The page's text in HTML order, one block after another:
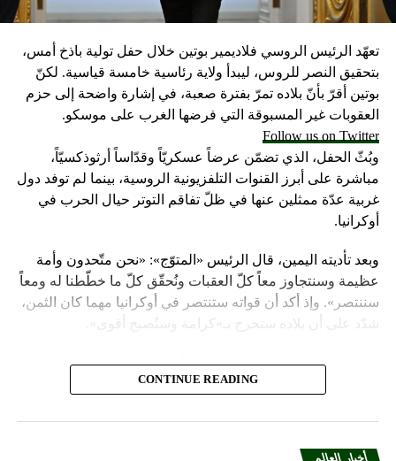
تعهّد الرئيس الروسي فلاديمير بوتين خلال حفل تولية باذخ أمس،
بتحقيق النصر للروس، ليبدأ ولاية رئاسية خامسة قياسية. لكنّ
بوتين أقرّ بأنّ بلاده تمرّ بفترة صعبة، في إشارة واضحة إلى حزم
العقوبات غير المسبوقة التي فرضها الغرب على موسكو.
Follow us on Twitter
وبُثّ الحفل، الذي تضمّن عرضاً عسكريّاً وقدّاساً أرثوذكسيّاً،
مباشرة على أبرز القنوات التلفزيونية الروسية، بينما لم توفد دول
غربية عدّة ممثلين عنها في ظلّ تفاقم التوتر حيال الحرب في
أوكرانيا.
وبعد تأديته اليمين، قال الرئيس «المتوّج»: «نحن متّحدون وأمة
عظيمة وسنتجاوز معاً كلّ العقبات ونُحقّق كلّ ما خطّطنا له ومعاً
سننتصر». وإذ أكد أن قواته ستنتصر في أوكرانيا مهما كان الثمن،
شدّد على أن بلاده ستخرج بـ»كرامة وستُصبح أقوى».
واعتبر «القيصر» من قاعة «سانت أندروز» في الكرملين، حيث
استُقبل بتصفيق حار من المسؤولين الروس وأبرز الشخصيات
هائل ومسؤولية ومهمّة مقدّسة».
CONTINUE READING
أخبار العالم